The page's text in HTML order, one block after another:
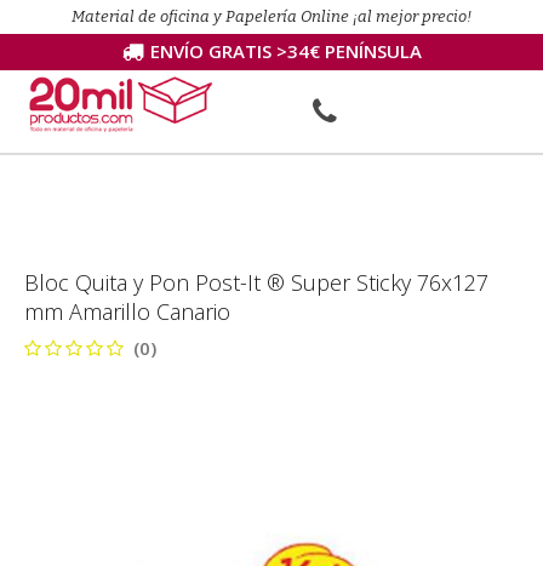
Material de oficina y Papelería Online ¡al mejor precio!
ENVÍO GRATIS >34€ PENÍNSULA
Bloc Quita y Pon Post-It ® Super Sticky 76x127
mm Amarillo Canario
(0)